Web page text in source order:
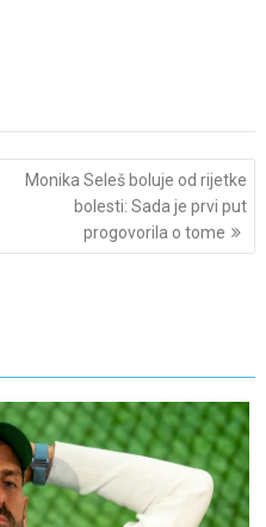
Monika Seleš boluje od rijetke
bolesti: Sada je prvi put
progovorila o tome